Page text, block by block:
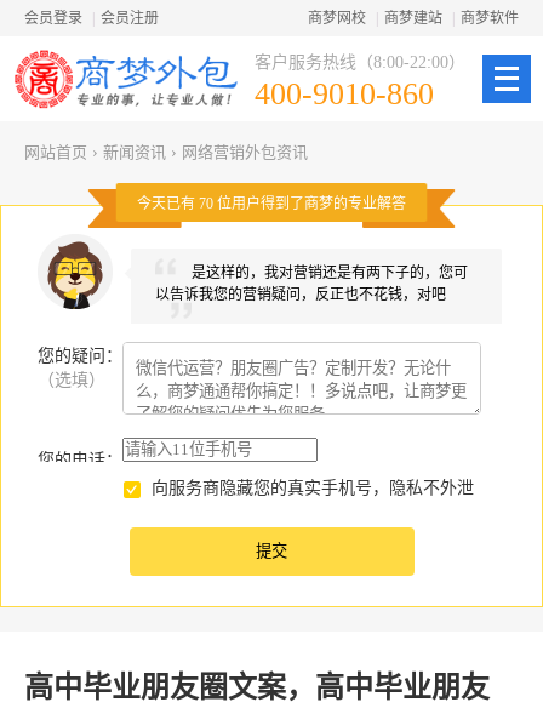
会员登录 会员注册 商梦网校 商梦建站 商梦软件
客户服务热线（8:00-22:00）
400-9010-860
网站首页 › 新闻资讯 › 网络营销外包资讯
今天已有 70 位用户得到了商梦的专业解答
是这样的，我对营销还是有两下子的，您可
以告诉我您的营销疑问，反正也不花钱，对吧
您的疑问
（选填）
：
您的电话：
向服务商隐藏您的真实手机号，隐私不外泄
高中毕业朋友圈文案，高中毕业朋友